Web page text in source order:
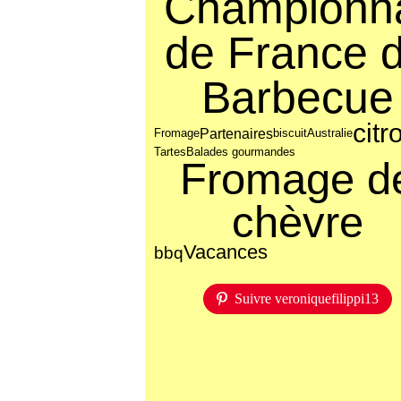
de France
Barbecue
FromagePartenairesbiscuitAustralie
Tartes Balades gourmandes
Fromage
chèvre
bbqVacances
Suivre veroniquefilippi13